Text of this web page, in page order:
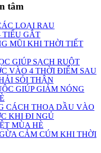
tâm
LOẠI RAU
TIỂU GẮT
MŨI KHI THỜI TIẾT
GIÚP SẠCH RUỘT
VÀO 4 THỜI ĐIỂM SAU
SỎI THẬN
GIÚP GIẢM NÓNG
CÁCH THOA DẦU VÀO
KHI ĐI NGỦ
MÙA HÈ
CẢM CÚM KHI THỜI